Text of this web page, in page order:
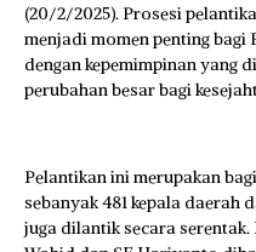
(20/2/2025). Prosesi
menjadi momen penting bagi
dengan kepemimpinan yang
perubahan besar bagi
Pelantikan ini merupakan
sebanyak 481 kepala
juga dilantik secara